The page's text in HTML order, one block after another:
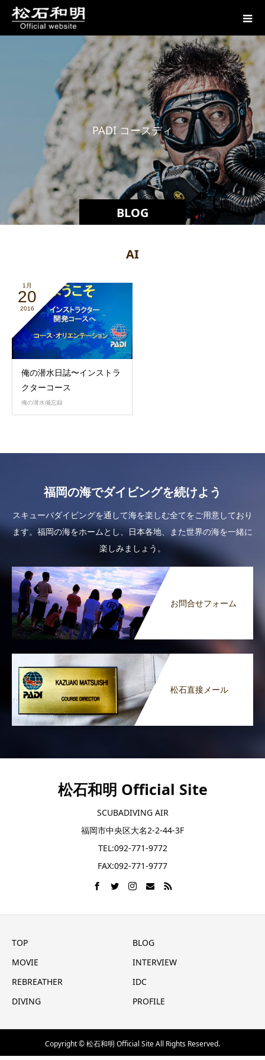
BLOG
P ADI コ ースディレク
AI
1月
20
2016
俺の潜水日誌〜インストラ
クターコース
俺の潜水備忘録
福岡の海でダイビングを続けよう
スキューバダイビングを通して海を楽しむ全てをご用意しており
ます。福岡の海をホームとし、日本各地、また世界の海を一緒に
楽しみましょう。
お問合せフォーム
松石直接メール
松石和明 Official Site
SCUBADIVING AIR
福岡市中央区大名2-2-44-3F
TEL:092-771-9772
FAX:092-771-9777
TOP
BLOG
MOVIE
INTERVIEW
REBREATHER
IDC
DIVING
PROFILE
Copyright © 松石和明 Official Site All Rights Reserved.
電話(AIR) 問合せフォーム